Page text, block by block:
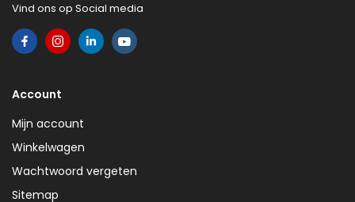
Vind ons op Social media
Account
Mijn account
Winkelwagen
Wachtwoord vergeten
Sitemap